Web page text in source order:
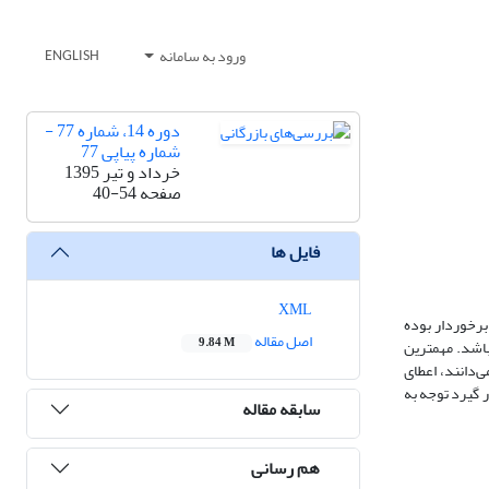
ورود به سامانه ENGLISH
بوده
مهمترین
اعطای
گیرد توجه به
دوره 14، شماره 77 -
شماره پیاپی 77
خرداد و تیر 1395
صفحه40-54
فایل ها
اصل مقاله
9.84 M
سابقه مقاله
هم رسانی